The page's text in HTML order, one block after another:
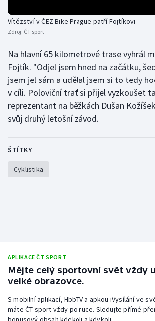
Judo
Lezení
Lyže a snowboard
Moderní pětiboj
Olympijské hry
Ragby
Rychlobruslení
Rychlostní kanoistika
Vítězství v ČEZ Bike Prague patří Fojtíkovi
Zdroj: ČT sport
Na hlavní 65 kilometrové trase vyhrál
Fojtík. "Odjel jsem hned na začátku,
jsem jel sám a udělal jsem si to tedy
v cíli. Poloviční trať si přijel vyzkoušet
reprezentant na běžkách Dušan
svůj druhý letošní závod.
ŠTÍTKY
Cyklistika
APLIKACE ČT SPORT
Mějte celý sportovní svět vždy
velké obrazovce.
S mobilní aplikací, HbbTV a apkou iVysílání ve
máte ČT sport vždy po ruce. Sledujte přímé
bonusový obsah kdekoli a kdykoli.